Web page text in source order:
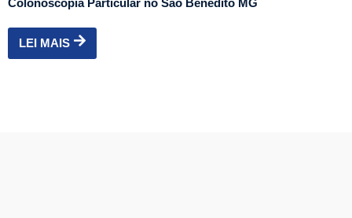
Colonoscopia Particular no São Benedito MG
LEI MAIS